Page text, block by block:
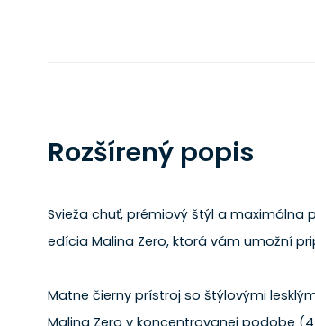
Rozšírený popis
Svieža chuť, prémiový štýl a maximálna
edícia Malina Zero, ktorá vám umožní
Matne čierny prístroj so štýlovými
Malina Zero v koncentrovanej podobe